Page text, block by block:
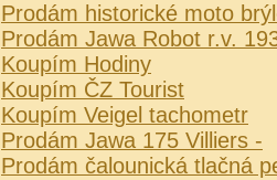
Prodám historické moto
Prodám Jawa Robot r.v.
Koupím Hodiny
Koupím ČZ Tourist
Koupím Veigel tachometr
Prodám Jawa 175 Villiers -
Prodám čalounická tlačná